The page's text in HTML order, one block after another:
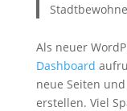
Als neuer
Dashboard
neue Seiten
erstellen. Viel